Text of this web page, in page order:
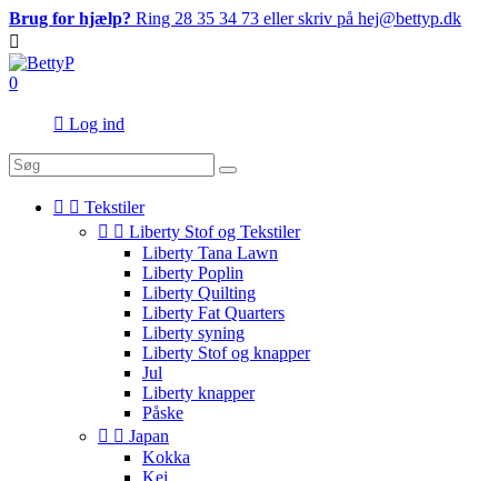
Brug for hjælp? Ring 28 35 34 73 eller skriv på hej@bettyp.dk

0
 Log ind
  Tekstiler
  Liberty Stof og Tekstiler
Liberty Tana Lawn
Liberty Poplin
Liberty Quilting
Liberty Fat Quarters
Liberty syning
Liberty Stof og knapper
Jul
Liberty knapper
Påske
  Japan
Kokka
Kei